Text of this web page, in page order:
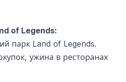
шоу?
of Legends:
парк Land of Legends.
ужина в ресторанах